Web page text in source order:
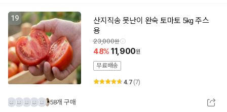
19
산지직송 못난이 완숙 토마토 5kg 주스
용
23,000
48 11,900
무료배송
4.7 (7)
58개 구매